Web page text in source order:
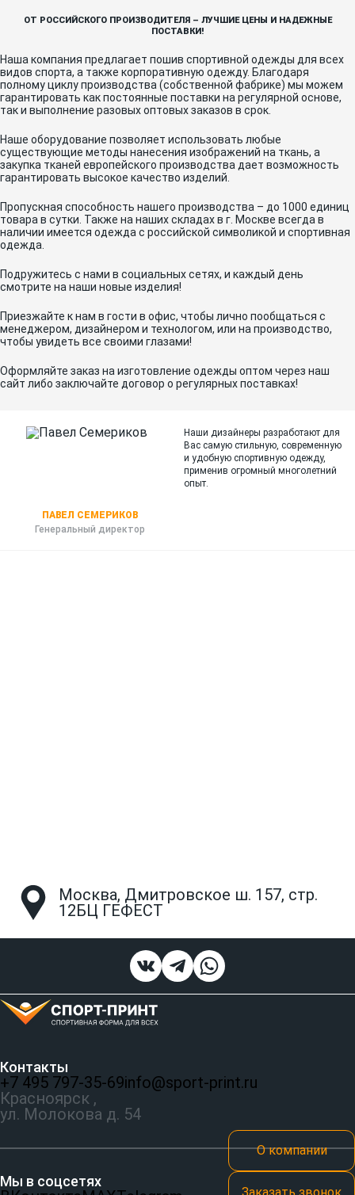
ОТ РОССИЙСКОГО ПРОИЗВОДИТЕЛЯ – ЛУЧШИЕ ЦЕНЫ И НАДЕЖНЫЕ
ПОСТАВКИ!
Наша компания предлагает пошив спортивной одежды для всех
видов спорта, а также корпоративную одежду. Благодаря
полному циклу производства (собственной фабрике) мы можем
гарантировать как постоянные поставки на регулярной основе,
так и выполнение разовых оптовых заказов в срок.
Наше оборудование позволяет использовать любые
существующие методы нанесения изображений на ткань, а
закупка тканей европейского производства дает возможность
гарантировать высокое качество изделий.
Пропускная способность нашего производства – до 1000 единиц
товара в сутки. Также на наших складах в г. Москве всегда в
наличии имеется одежда с российской символикой и спортивная
одежда.
Подружитесь с нами в социальных сетях, и каждый день
смотрите на наши новые изделия!
Приезжайте к нам в гости в офис, чтобы лично пообщаться с
менеджером, дизайнером и технологом, или на производство,
чтобы увидеть все своими глазами!
Оформляйте заказ на изготовление одежды оптом через наш
сайт либо заключайте договор о регулярных поставках!
ПАВЕЛ СЕМЕРИКОВ
Генеральный директор
Наши дизайнеры разработают для
Вас самую стильную, современную
и удобную спортивную одежду,
применив огромный многолетний
опыт.
Москва, Дмитровское ш. 157, стр.
12БЦ ГЕФЕСТ
Контакты
+7 495 797‑35-69info@sport-print.ru
Красноярск ,
ул. Молокова д. 54
Мы в соцсетях
О компании
Заказать звонок